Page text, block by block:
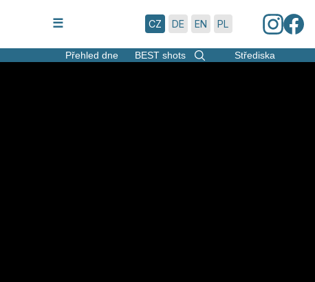
☰ CZ DE EN PL
Přehled dne BEST shots Střediska